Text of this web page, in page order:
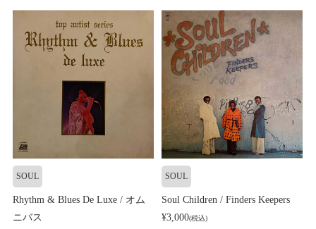
SOUL
Rhythm & Blues De Luxe / オム
ニバス
SOUL
Soul Children / Finders Keepers
¥3,000(税込)